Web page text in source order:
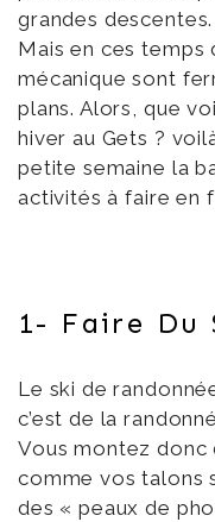
grandes descentes.
Mais en ces
mécanique sont
plans. Alors, que
hiver au Gets ?
petite semaine la
activités à faire en
1- Faire Du
Le ski de
c’est de la
Vous montez donc
comme vos talons
des « peaux de